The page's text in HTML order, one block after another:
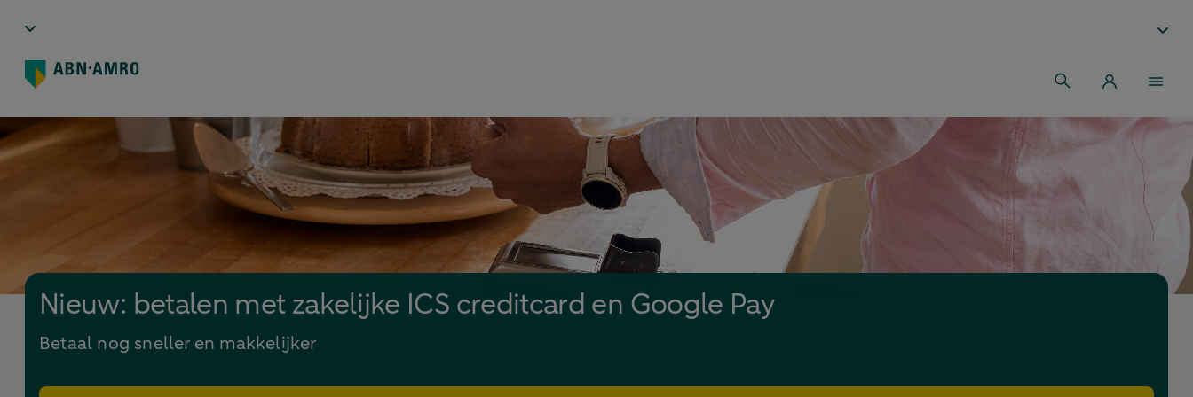
Nieuw: betalen met zakelijke ICS creditcard en Google Pay
Betaal nog sneller en makkelijker